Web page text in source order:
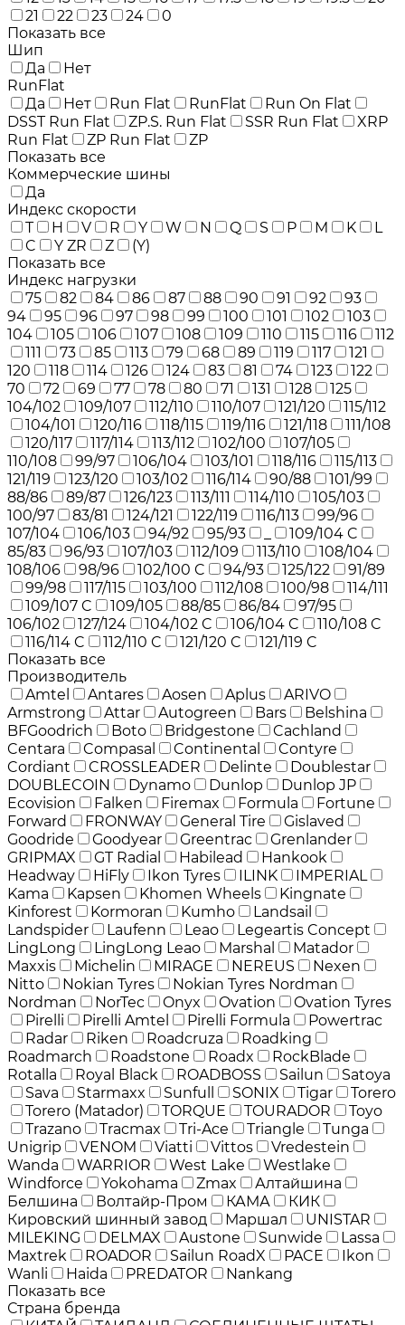
21
22 23 24
0
Показать все
Шип
Да
Нет
RunFlat
Да
Нет Run Flat RunFlat
Run On Flat
DSST Run Flat
ZP.S. Run Flat SSR Run Flat
XRP
Run Flat
ZP Run Flat
ZP
Показать все
Коммерческие шины
Да
Индекс скорости
T
H V R Y W N Q S P M K
L
C
Y ZR Z
(Y)
Показать все
Индекс нагрузки
75
82 84 86 87 88 90 91 92
93
94
95 96 97 98 99 100 101 102
103
104
105 106 107 108 109 110 115 116
112
111
73 85 113 79 68 89 119 117
121
120
118 114 126 124 83 81 74 123
122
70
72 69 77 78 80 71 131 128
125
104/102
109/107 112/110 110/107 121/120
115/112
104/101
120/116 118/115 119/116 121/118
111/108
120/117
117/114 113/112 102/100
107/105
110/108
99/97 106/104 103/101 118/116
115/113
121/119
123/120 103/102 116/114 90/88
101/99
88/86
89/87 126/123 113/111 114/110
105/103
100/97
83/81 124/121 122/119 116/113
99/96
107/104
106/103 94/92 95/93
109/104 C
85/83
96/93 107/103 112/109 113/110
108/104
108/106
98/96 102/100 C 94/93 125/122
91/89
99/98
117/115 103/100 112/108 100/98
114/111
109/107 C
109/105 88/85 86/84
97/95
106/102
127/124 104/102 C 106/104 C
110/108 C
116/114 C
112/110 C 121/120 C
121/119 C
Показать все
Производитель
Amtel
Antares Aosen Aplus
ARIVO
Armstrong
Attar Autogreen Bars
Belshina
BFGoodrich
Boto Bridgestone
Cachland
Centara
Compasal Continental
Contyre
Cordiant
CROSSLEADER Delinte
Doublestar
DOUBLECOIN
Dynamo Dunlop
Dunlop JP
Ecovision
Falken Firemax Formula
Fortune
Forward
FRONWAY General Tire
Gislaved
Goodride
Goodyear Greentrac
Grenlander
GRIPMAX
GT Radial Habilead
Hankook
Headway
HiFly Ikon Tyres ILINK
IMPERIAL
Kama
Kapsen Khomen Wheels
Kingnate
Kinforest
Kormoran Kumho
Landsail
Landspider
Laufenn Leao
Legeartis Concept
LingLong
LingLong Leao Marshal
Matador
Maxxis
Michelin MIRAGE NEREUS
Nexen
Nitto
Nokian Tyres
Nokian Tyres Nordman
Nordman
NorTec Onyx Ovation
Ovation Tyres
Pirelli
Pirelli Amtel Pirelli Formula
Powertrac
Radar
Riken Roadcruza
Roadking
Roadmarch
Roadstone Roadx
RockBlade
Rotalla
Royal Black ROADBOSS Sailun
Satoya
Sava
Starmaxx Sunfull SONIX Tigar
Torero
Torero (Matador)
TORQUE TOURADOR
Toyo
Trazano
Tracmax Tri-Ace Triangle
Tunga
Unigrip
VENOM Viatti Vittos
Vredestein
Wanda
WARRIOR West Lake
Westlake
Windforce
Yokohama Zmax
Алтайшина
Белшина
Волтайр-Пром КАМА
КИК
Кировский шинный завод
Маршал
UNISTAR
MILEKING
DELMAX Austone Sunwide
Lassa
Maxtrek
ROADOR Sailun RoadX PACE
Ikon
Wanli
Haida PREDATOR
Nankang
Показать все
Страна бренда